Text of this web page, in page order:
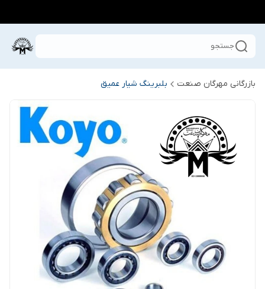
جستجو
بازرگانی مهرگان صنعت بلبرینگ شیار عمیق